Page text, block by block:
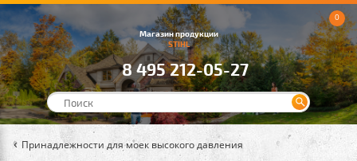
Магазин продукции
STIHL
8 495 212-05-27
0
Принадлежности для моек высокого давления